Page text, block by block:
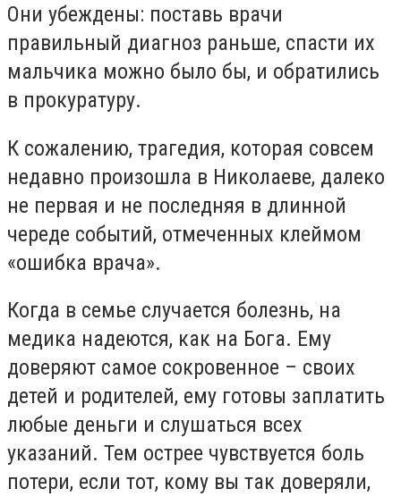
Они убеждены: поставь врачи
правильный диагноз раньше, спасти их
мальчика можно было бы, и обратились
в прокуратуру.
К сожалению, трагедия, которая совсем
недавно произошла в Николаеве, далеко
не первая и не последняя в длинной
череде событий, отмеченных клеймом
«ошибка врача».
Когда в семье случается болезнь, на
медика надеются, как на Бога. Ему
доверяют самое сокровенное – своих
детей и родителей, ему готовы заплатить
любые деньги и слушаться всех
указаний. Тем острее чувствуется боль
потери, если тот, кому вы так доверяли,